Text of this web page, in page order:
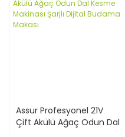
Assur Profesyonel 21V
Çift Akülü Ağaç Odun Dal